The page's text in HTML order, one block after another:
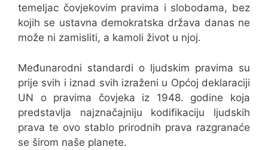
temeljac čovjekovim pravima i slobodama, bez
kojih se ustavna demokratska država danas ne
može ni zamisliti, a kamoli život u njoj.
Međunarodni standardi o ljudskim pravima su
prije svih i iznad svih izraženi u Općoj deklaraciji
UN o pravima čovjeka iz 1948. godine koja
predstavlja najznačajniju kodifikaciju ljudskih
prava te ovo stablo prirodnih prava razgranaće
se širom naše planete.